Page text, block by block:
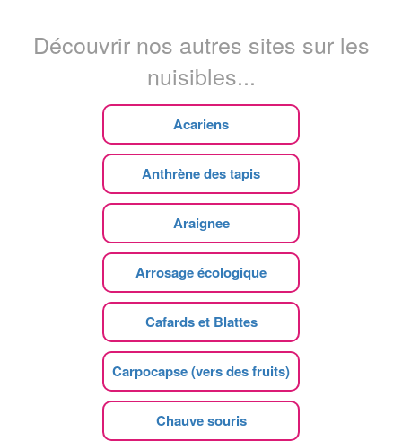
Découvrir nos autres sites sur les
nuisibles...
Acariens
Anthrène des tapis
Araignee
Arrosage écologique
Cafards et Blattes
Carpocapse (vers des fruits)
Chauve souris